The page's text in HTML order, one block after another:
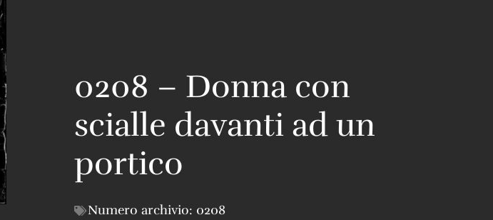
0208 – Donna con
scialle davanti ad un
portico
Numero archivio: 0208